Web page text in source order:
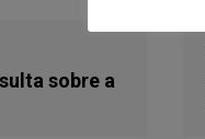
sobre a